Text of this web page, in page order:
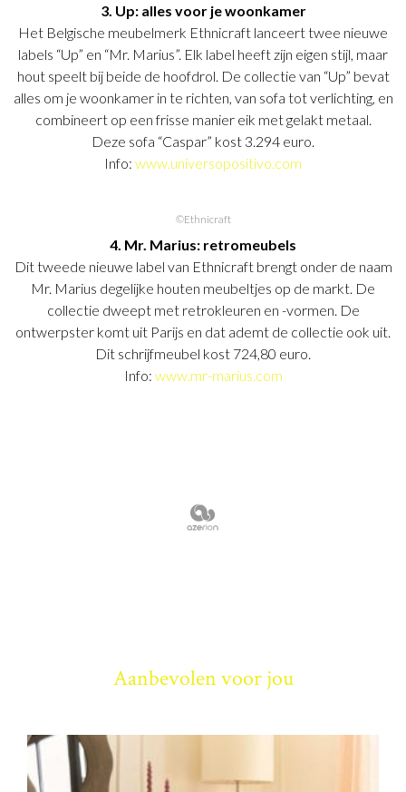
3. Up: alles voor je woonkamer
Het Belgische meubelmerk Ethnicraft lanceert twee nieuwe
labels “Up” en “Mr. Marius”. Elk label heeft zijn eigen stijl, maar
hout speelt bij beide de hoofdrol. De collectie van “Up” bevat
alles om je woonkamer in te richten, van sofa tot verlichting, en
combineert op een frisse manier eik met gelakt metaal.
Deze sofa “Caspar” kost 3.294 euro.
Info: www.universopositivo.com
©Ethnicraft
4. Mr. Marius: retromeubels
Dit tweede nieuwe label van Ethnicraft brengt onder de naam
Mr. Marius degelijke houten meubeltjes op de markt. De
collectie dweept met retrokleuren en -vormen. De
ontwerpster komt uit Parijs en dat ademt de collectie ook uit.
Dit schrijfmeubel kost 724,80 euro.
Info: www.mr-marius.com
Aanbevolen voor jou